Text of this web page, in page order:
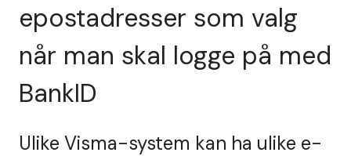
epostadresser som valg
når man skal logge på med
BankID
Ulike Visma-system kan ha ulike e-